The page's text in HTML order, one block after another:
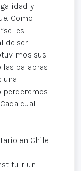
y
les
de ser
sus
las palabras
una
perderemos
cual
en Chile
un